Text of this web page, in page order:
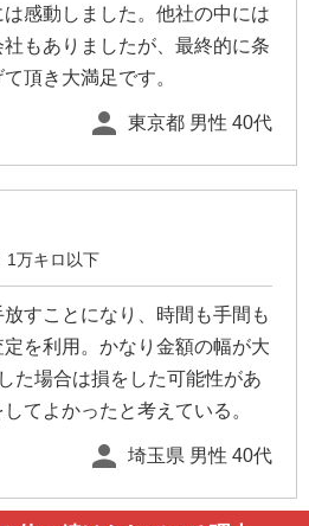
感動しました。他社の中には
もありましたが、最終的に条
頂き大満足です。
person 東京都 男性 40代
1万キロ以下
すことになり、時間も手間も
を利用。かなり金額の幅が大
た場合は損をした可能性があ
てよかったと考えている。
person 埼玉県 男性 40代